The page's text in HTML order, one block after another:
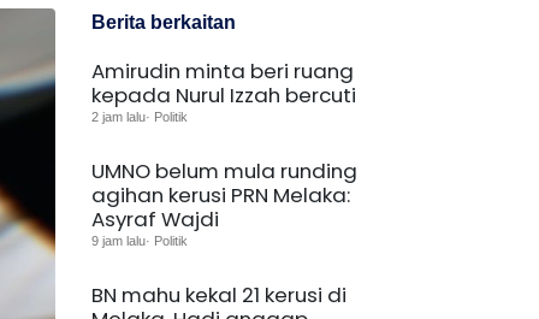
Berita berkaitan
Amirudin minta beri ruang
kepada Nurul Izzah bercuti
2 jam lalu· Politik
UMNO belum mula runding
agihan kerusi PRN Melaka:
Asyraf Wajdi
9 jam lalu· Politik
BN mahu kekal 21 kerusi di